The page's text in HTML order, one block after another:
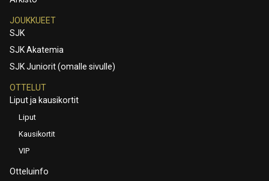
JOUKKUEET
SJK
SJK Akatemia
SJK Juniorit (omalle sivulle)
OTTELUT
Liput ja kausikortit
Liput
Kausikortit
VIP
Otteluinfo